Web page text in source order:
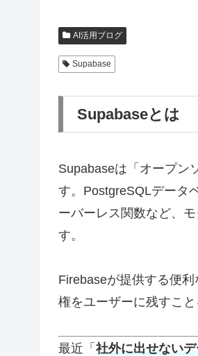
AI活用ブログ
Supabase
Supabaseとは
Supabaseは「オープン
す。PostgreSQLデータ
ーバーレス関数など、
す。
Firebaseが提供する便
権をユーザーに残すこと
最近「 社外に出せない